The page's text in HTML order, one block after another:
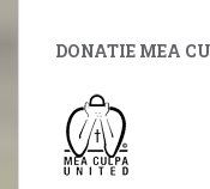
DONATIE MEA